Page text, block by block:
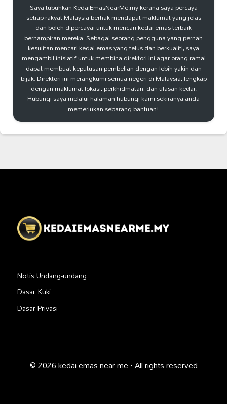
Saya tubuhkan KedaiEmasNearMe.my kerana saya percaya
setiap rakyat Malaysia berhak mendapat maklumat yang jelas
dan boleh dipercayai untuk mencari kedai emas terbaik
berhampiran mereka. Sebagai seorang pengguna yang pernah
kesulitan mencari kedai emas yang telus dan berkualiti, saya
mengambil inisiatif untuk membina direktori ini agar orang ramai
dapat membuat keputusan pembelian dengan lebih yakin dan
bijak. Direktori ini merangkumi semua negeri di Malaysia, lengkap
dengan maklumat lokasi, perkhidmatan, dan ulasan kedai.
Hubungi saya melalui halaman hubungi kami sekiranya anda
memerlukan sebarang bantuan!
Notis Undang-undang
Dasar Kuki
Dasar Privasi
© 2026 kedai emas near me · All rights reserved